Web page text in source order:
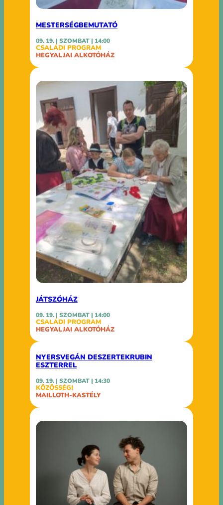
MESTERSÉGBEMUTATÓ
09. 19. | SZOMBAT | 14:00
CSALÁDI PROGRAM
HEGYALJAI ALKOTÓHÁZ
JÁTSZÓHÁZ
09. 19. | SZOMBAT | 14:00
CSALÁDI PROGRAM
HEGYALJAI ALKOTÓHÁZ
NYERSVEGÁN DESZERTEKRUBIN
ESZTERREL
09. 19. | SZOMBAT | 14:30
KÖZÖSSÉGI
MAILLOTH-KASTÉLY